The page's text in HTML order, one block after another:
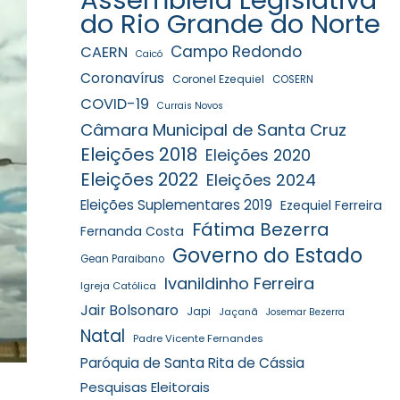
do Rio Grande do Norte
CAERN Caicó Campo Redondo
Coronavírus Coronel Ezequiel COSERN
COVID-19 Currais Novos
Câmara Municipal de Santa Cruz
Eleições 2018 Eleições 2020
Eleições 2022 Eleições 2024
Eleições Suplementares 2019 Ezequiel Ferreira
Fernanda Costa Fátima Bezerra
Gean Paraibano Governo do Estado
Igreja Católica Ivanildinho Ferreira
Jair Bolsonaro Japi Jaçanã Josemar Bezerra
Natal Padre Vicente Fernandes
Paróquia de Santa Rita de Cássia
Pesquisas Eleitorais